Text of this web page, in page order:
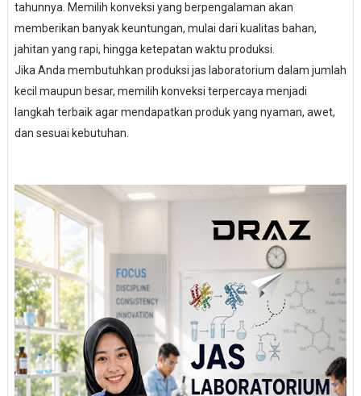
tahunnya. Memilih konveksi yang berpengalaman akan
memberikan banyak keuntungan, mulai dari kualitas bahan,
jahitan yang rapi, hingga ketepatan waktu produksi.
Jika Anda membutuhkan produksi jas laboratorium dalam jumlah
kecil maupun besar, memilih konveksi terpercaya menjadi
langkah terbaik agar mendapatkan produk yang nyaman, awet,
dan sesuai kebutuhan.